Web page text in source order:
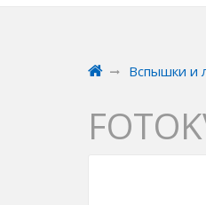
Вспышки и